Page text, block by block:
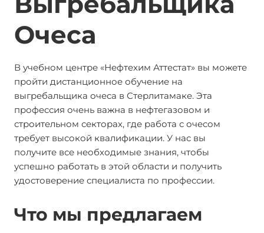
Очеса
В учебном центре «Нефтехим Аттестат» вы можете
пройти дистанционное обучение на
выгребальщика очеса в Стерлитамаке. Эта
профессия очень важна в нефтегазовом и
строительном секторах, где работа с очесом
требует высокой квалификации. У нас вы
получите все необходимые знания, чтобы
успешно работать в этой области и получить
удостоверение специалиста по профессии.
Что мы предлагаем